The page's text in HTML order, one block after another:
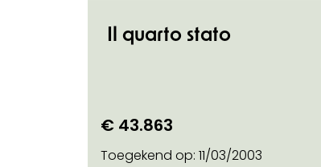
Il quarto stato
€ 43.863
Toegekend op: 11/03/2003